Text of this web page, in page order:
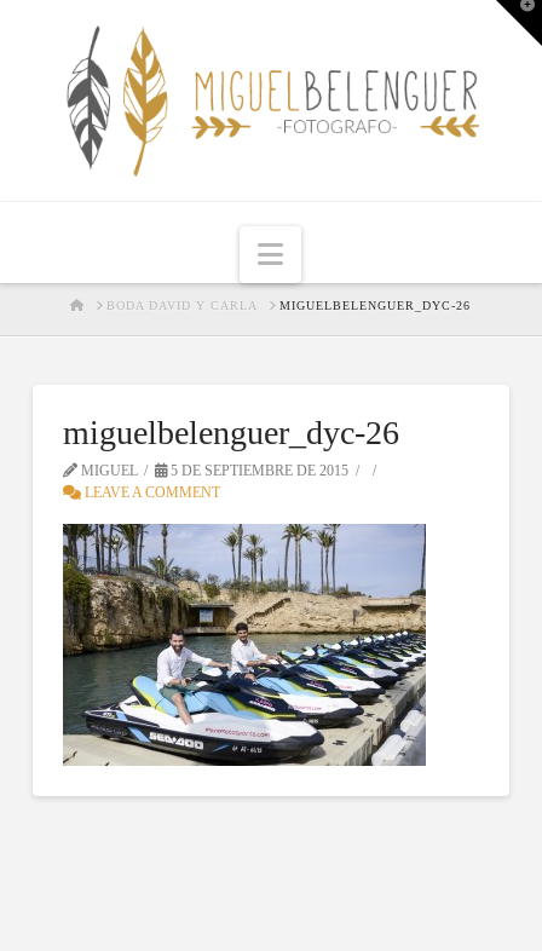
Navigation
HOMEBODA DAVID Y CARLA MIGUELBELENGUER_DYC-26
miguelbelenguer_dyc-26
MIGUEL
5 DE SEPTIEMBRE DE 2015
LEAVE A COMMENT